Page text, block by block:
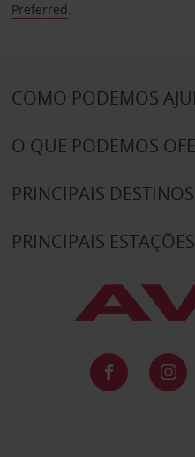
Preferred.
COMO PODEMOS
O QUE PODEMOS
PRINCIPAIS DESTINOS
PRINCIPAIS